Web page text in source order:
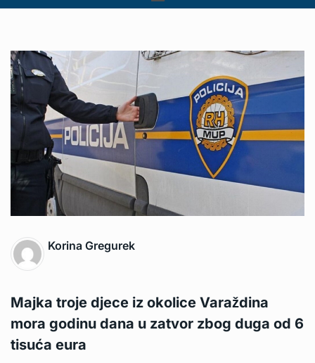
Korina Gregurek
Majka troje djece iz okolice Varaždina
mora godinu dana u zatvor zbog duga od 6
tisuća eura